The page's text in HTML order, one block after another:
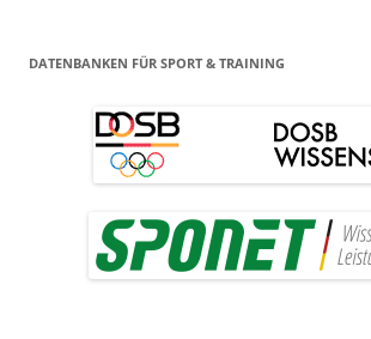
DATENBANKEN FÜR SPORT & TRAINING